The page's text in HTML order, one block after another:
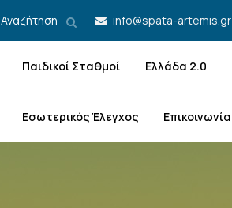
Αναζήτηση info@spata-artemis.gr
Παιδικοί Σταθμοί Ελλάδα 2.0
Εσωτερικός Έλεγχος Επικοινωνία